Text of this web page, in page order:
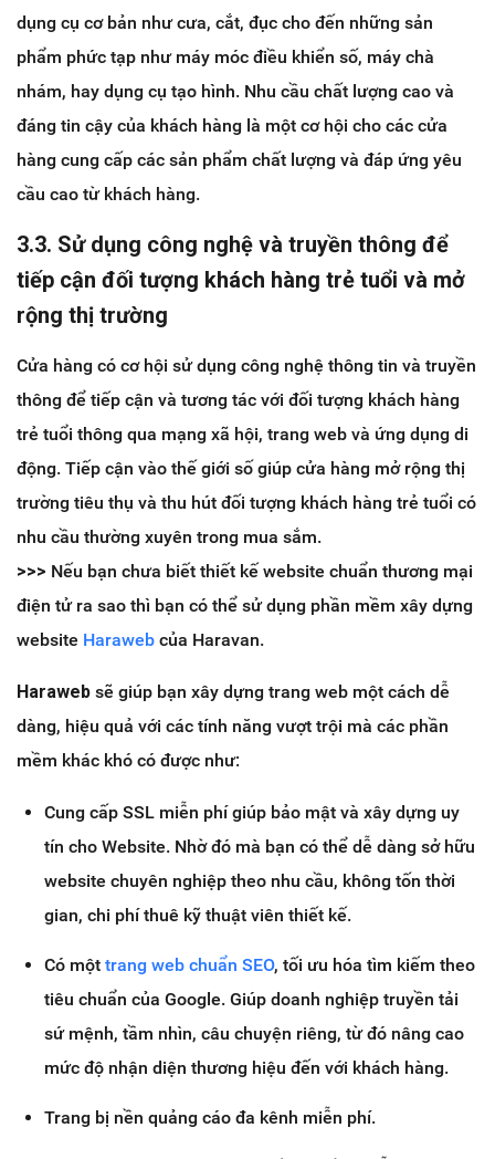
dụng cụ cơ bản như cưa, cắt, đục cho đến những sản
phẩm phức tạp như máy móc điều khiển số, máy chà
nhám, hay dụng cụ tạo hình. Nhu cầu chất lượng cao và
đáng tin cậy của khách hàng là một cơ hội cho các cửa
hàng cung cấp các sản phẩm chất lượng và đáp ứng yêu
cầu cao từ khách hàng.
3.3. Sử dụng công nghệ và truyền thông để
tiếp cận đối tượng khách hàng trẻ tuổi và mở
rộng thị trường
Cửa hàng có cơ hội sử dụng công nghệ thông tin và truyền
thông để tiếp cận và tương tác với đối tượng khách hàng
trẻ tuổi thông qua mạng xã hội, trang web và ứng dụng di
động. Tiếp cận vào thế giới số giúp cửa hàng mở rộng thị
trường tiêu thụ và thu hút đối tượng khách hàng trẻ tuổi có
nhu cầu thường xuyên trong mua sắm.
>>> Nếu bạn chưa biết thiết kế website chuẩn thương mại
điện tử ra sao thì bạn có thể sử dụng phần mềm xây dựng
website Haraweb của Haravan.
Haraweb sẽ giúp bạn xây dựng trang web một cách dễ
dàng, hiệu quả với các tính năng vượt trội mà các phần
mềm khác khó có được như:
Cung cấp SSL miễn phí giúp bảo mật và xây dựng uy
tín cho Website. Nhờ đó mà bạn có thể dễ dàng sở hữu
website chuyên nghiệp theo nhu cầu, không tốn thời
gian, chi phí thuê kỹ thuật viên thiết kế.
Có một trang web chuẩn SEO, tối ưu hóa tìm kiếm theo
tiêu chuẩn của Google. Giúp doanh nghiệp truyền tải
sứ mệnh, tầm nhìn, câu chuyện riêng, từ đó nâng cao
mức độ nhận diện thương hiệu đến với khách hàng.
Trang bị nền quảng cáo đa kênh miễn phí.